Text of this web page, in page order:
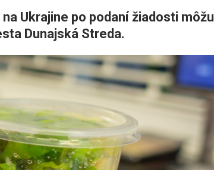
Ukrajine po podaní žiadosti môžu
Dunajská Streda.